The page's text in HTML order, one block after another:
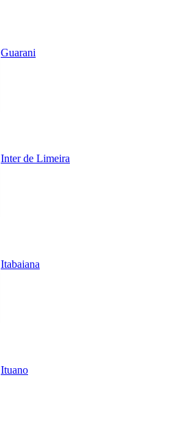
Guarani
Inter de Limeira
Itabaiana
Ituano